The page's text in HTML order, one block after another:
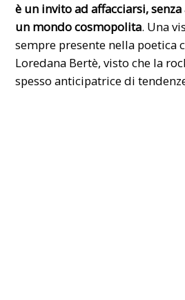
è un invito ad affacciarsi,
un mondo cosmopolita. Una
sempre presente nella poetica
Loredana Bertè, visto che la
spesso anticipatrice di